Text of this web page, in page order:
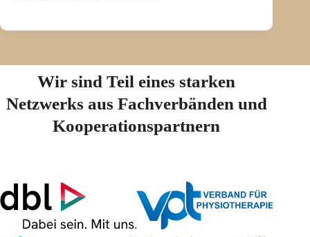
Wir sind Teil eines starken
Netzwerks aus Fachverbänden und
Kooperationspartnern